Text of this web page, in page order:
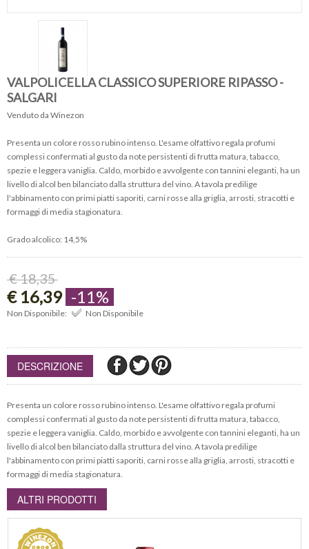
VALPOLICELLA CLASSICO SUPERIORE RIPASSO -
SALGARI
Venduto da Winezon
Presenta un colore rosso rubino intenso. L'esame olfattivo regala profumi
complessi confermati al gusto da note persistenti di frutta matura, tabacco,
spezie e leggera vaniglia. Caldo, morbido e avvolgente con tannini eleganti, ha un
livello di alcol ben bilanciato dalla struttura del vino. A tavola predilige
l'abbinamento con primi piatti saporiti, carni rosse alla griglia, arrosti, stracotti e
formaggi di media stagionatura.
Grado alcolico: 14,5%
€ 18,35
€ 16,39 -11%
Non Disponibile: Non Disponibile
DESCRIZIONE
Presenta un colore rosso rubino intenso. L'esame olfattivo regala profumi
complessi confermati al gusto da note persistenti di frutta matura, tabacco,
spezie e leggera vaniglia. Caldo, morbido e avvolgente con tannini eleganti, ha un
livello di alcol ben bilanciato dalla struttura del vino. A tavola predilige
l'abbinamento con primi piatti saporiti, carni rosse alla griglia, arrosti, stracotti e
formaggi di media stagionatura.
ALTRI PRODOTTI